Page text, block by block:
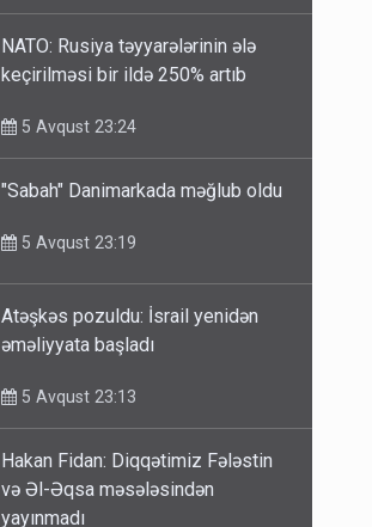
NATO: Rusiya təyyarələrinin ələ
Atəşkəs pozuldu: İsrail yenidən
Hakan Fidan: Diqqətimiz Fələstin
və Əl-Əqsa məsələsindən